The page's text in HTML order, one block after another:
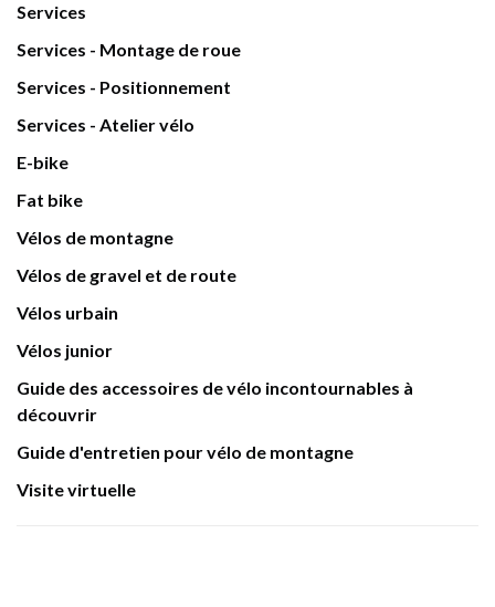
Services
Services - Montage de roue
Services - Positionnement
Services - Atelier vélo
E-bike
Fat bike
Vélos de montagne
Vélos de gravel et de route
Vélos urbain
Vélos junior
Guide des accessoires de vélo incontournables à
découvrir
Guide d'entretien pour vélo de montagne
Visite virtuelle